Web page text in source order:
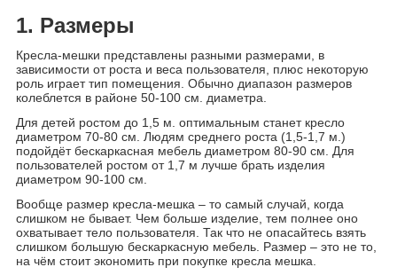
1. Размеры
Кресла-мешки представлены разными размерами, в
зависимости от роста и веса пользователя, плюс некоторую
роль играет тип помещения. Обычно диапазон размеров
колеблется в районе 50-100 см. диаметра.
Для детей ростом до 1,5 м. оптимальным станет кресло
диаметром 70-80 см. Людям среднего роста (1,5-1,7 м.)
подойдёт бескаркасная мебель диаметром 80-90 см. Для
пользователей ростом от 1,7 м лучше брать изделия
диаметром 90-100 см.
Вообще размер кресла-мешка – то самый случай, когда
слишком не бывает. Чем больше изделие, тем полнее оно
охватывает тело пользователя. Так что не опасайтесь взять
слишком большую бескаркасную мебель. Размер – это не то,
на чём стоит экономить при покупке кресла мешка.